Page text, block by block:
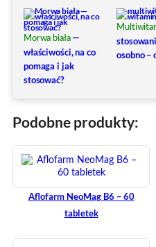
Morwa biała—
właściwości, na co
pomaga i jak
stosować?
osobno –
Podobne produkty:
Aflofarm NeoMag B6 – 60
tabletek